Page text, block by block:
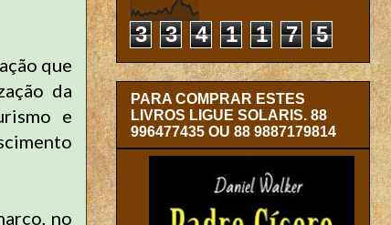
que
da
e
no
3 3 4 1 1 7 5
PARA COMPRAR ESTES
LIVROS LIGUE SOLARIS. 88
996477435 OU 88 9887179814